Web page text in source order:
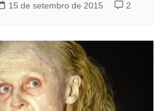
15 de setembro de 2015 2